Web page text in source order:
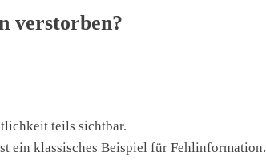
verstorben?
teils sichtbar.
ein klassisches Beispiel für Fehlinformation.